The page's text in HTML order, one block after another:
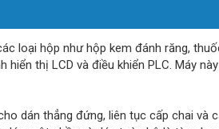
loại hộp như hộp kem đánh răng,
thị LCD và điều khiển PLC. Máy
dán thẳng đứng, liên tục cấp chai và